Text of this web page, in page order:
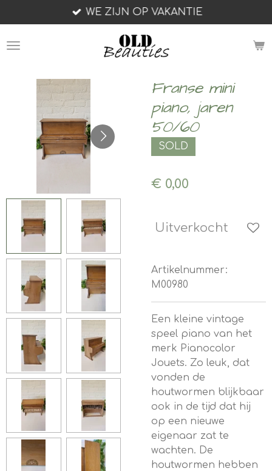
direct
naar
WE ZIJN OP VAKANTIE
Franse mini
piano, jaren
50/60
SOLD
€ 0,00
Uitverkocht
Artikelnummer:
M00980
Een kleine vintage
speel piano van het
merk Pianocolor
Jouets. Zo leuk, dat
vonden de
houtwormen blijkbaar
ook in de tijd dat hij
op een nieuwe
eigenaar zat te
wachten. De
houtwormen hebben